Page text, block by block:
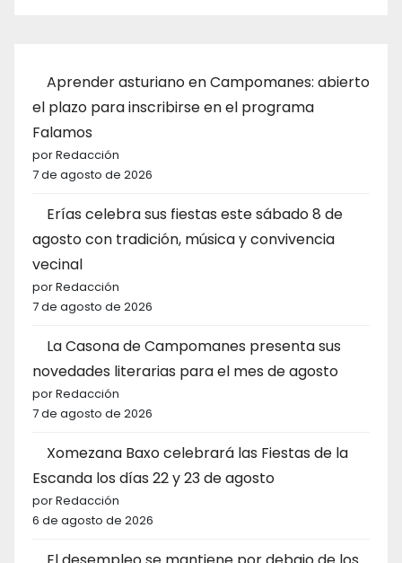
Aprender asturiano en Campomanes: abierto
el plazo para inscribirse en el programa
Falamos
por Redacción
7 de agosto de 2026
Erías celebra sus fiestas este sábado 8 de
agosto con tradición, música y convivencia
vecinal
por Redacción
7 de agosto de 2026
La Casona de Campomanes presenta sus
novedades literarias para el mes de agosto
por Redacción
7 de agosto de 2026
Xomezana Baxo celebrará las Fiestas de la
Escanda los días 22 y 23 de agosto
por Redacción
6 de agosto de 2026